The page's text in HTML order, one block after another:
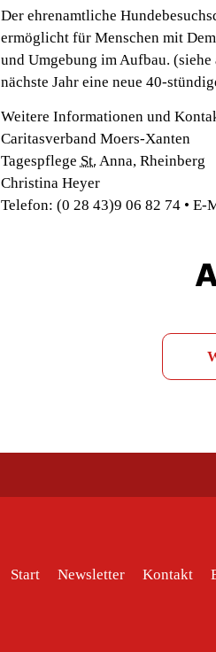
Der ehrenamtliche
ermöglicht für Menschen mit
und Umgebung im Aufbau. (siehe
nächste Jahr eine neue 40-
Weitere Informationen und
Caritasverband Moers-Xanten
Tagespflege St. Anna, Rheinberg
Christina Heyer
Telefon: (0 28 43)9 06 82 74 •
Start Newsletter Kontakt